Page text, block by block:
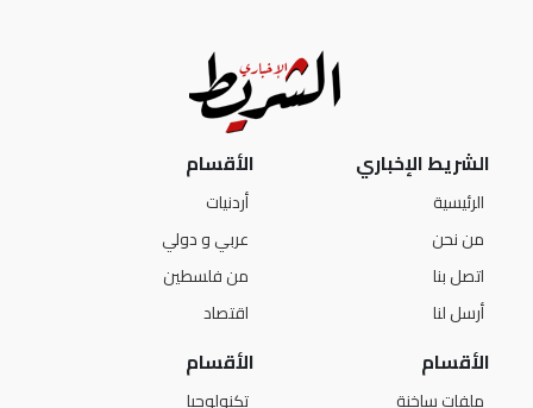
الشريط الإخباري
الرئيسية
من نحن
اتصل بنا
أرسل لنا
الأقسام
أردنيات
عربي و دولي
من فلسطين
اقتصاد
الأقسام
ملفات ساخنة
الأقسام
تكنولوجيا